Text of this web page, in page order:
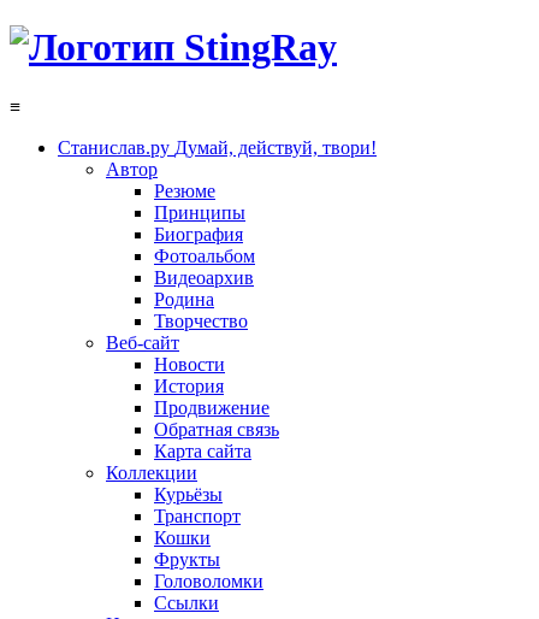
≡
Станислав.ру Думай, действуй, твори!
Автор
Резюме
Принципы
Биография
Фотоальбом
Видеоархив
Родина
Творчество
Веб-сайт
Новости
История
Продвижение
Обратная связь
Карта сайта
Коллекции
Курьёзы
Транспорт
Кошки
Фрукты
Головоломки
Ссылки